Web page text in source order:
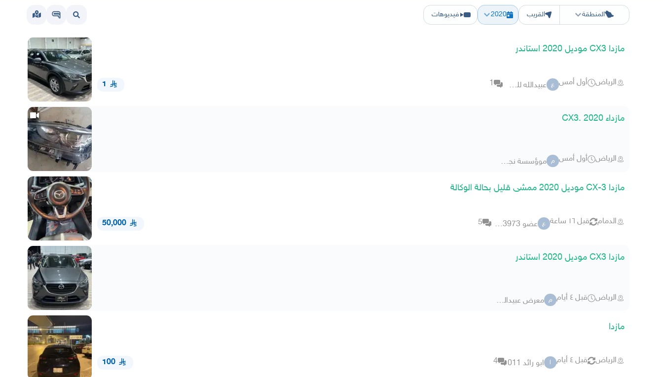
المنطقة
الرياض الشرقيه حفر الباطن المدينة الطايفتبوك القصيم الباحة
القريب 2020 فيديوهات
مازدا CX3 موديل 2020 استاندر
الرياض أول أمس ع عبيدالله للسيارات 1
1
مازداء CX3. 2020
الرياض أول أمس م موؤسسة نجد لقطع الغيار
مازدا CX-3 موديل 2020 ممشى قليل بحالة الوكالة
الدمام قبل ١٦ ساعة ع عضو 2063973 5
50,000
مازدا CX3 موديل 2020 استاندر
الرياض قبل ٤ أيام م معرض عبيدالله للسيارات
مازدا
الرياض قبل ٤ أيام ا ابو رائد 011 4
100